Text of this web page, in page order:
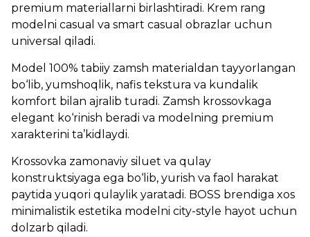
premium materiallarni birlashtiradi. Krem rang
modelni casual va smart casual obrazlar uchun
universal qiladi.
Model 100% tabiiy zamsh materialdan tayyorlangan
bo‘lib, yumshoqlik, nafis tekstura va kundalik
komfort bilan ajralib turadi. Zamsh krossovkaga
elegant ko‘rinish beradi va modelning premium
xarakterini ta’kidlaydi.
Krossovka zamonaviy siluet va qulay
konstruktsiyaga ega bo‘lib, yurish va faol harakat
paytida yuqori qulaylik yaratadi. BOSS brendiga xos
minimalistik estetika modelni city-style hayot uchun
dolzarb qiladi.